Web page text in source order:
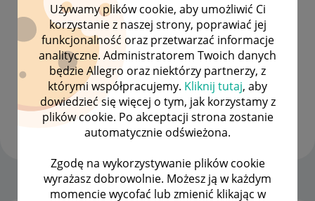
Używamy plików cookie, aby umożliwić Ci
korzystanie z naszej strony, poprawiać jej
funkcjonalność oraz przetwarzać informacje
analityczne. Administratorem Twoich danych
będzie Allegro oraz niektórzy partnerzy, z
którymi współpracujemy. Kliknij tutaj, aby
dowiedzieć się więcej o tym, jak korzystamy z
plików cookie. Po akceptacji strona zostanie
automatycznie odświeżona.
Zgodę na wykorzystywanie plików cookie
wyrażasz dobrowolnie. Możesz ją w każdym
momencie wycofać lub zmienić klikając w
Client:101038278
#7 Wielbiciel
Strona Główna OPCJE